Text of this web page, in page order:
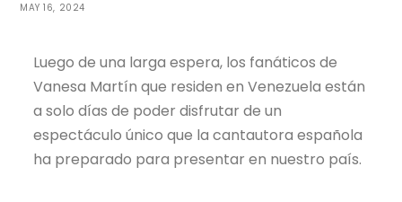
MAY 16, 2024
Luego de una larga espera, los fanáticos de
Vanesa Martín que residen en Venezuela están
a solo días de poder disfrutar de un
espectáculo único que la cantautora española
ha preparado para presentar en nuestro país.